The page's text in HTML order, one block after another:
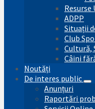
Resurse
ADPP
Situații
Club
Cultură,
Câini
Noutăți
De interes public
Anunțuri
Raportări